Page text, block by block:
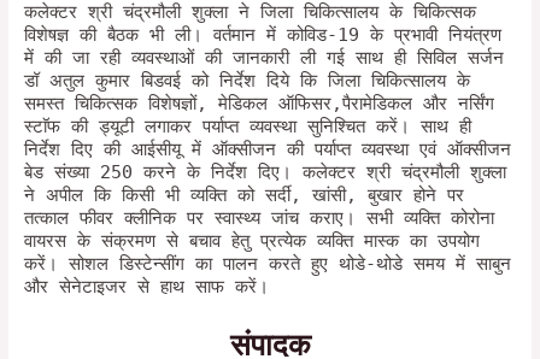
कलेक्टर श्री चंद्रमौली शुक्ला ने जिला चिकित्सालय के चिकित्सक
विशेषज्ञ की बैठक भी ली। वर्तमान में कोविड-19 के प्रभावी नियंत्रण
में की जा रही व्यवस्थाओं की जानकारी ली गई साथ ही सिविल सर्जन
डॉ अतुल कुमार बिडवई को निर्देश दिये कि जिला चिकित्सालय के
समस्त चिकित्सक विशेषज्ञों, मेडिकल ऑफिसर,पैरामेडिकल और नर्सिंग
स्टाॅफ की ड्यूटी लगाकर पर्याप्त व्यवस्था सुनिश्चित करें। साथ ही
निर्देश दिए की आईसीयू में ऑक्सीजन की पर्याप्त व्यवस्था एवं ऑक्सीजन
बेड संख्या 250 करने के निर्देश दिए। कलेक्टर श्री चंद्रमौली शुक्ला
ने अपील कि किसी भी व्यक्ति को सर्दी, खांसी, बुखार होने पर
तत्काल फीवर क्लीनिक पर स्वास्थ्य जांच कराए। सभी व्यक्ति कोरोना
वायरस के संक्रमण से बचाव हेतु प्रत्येक व्यक्ति मास्क का उपयोग
करें। सोशल डिस्टेन्सींग का पालन करते हुए थोडे-थोडे समय में साबुन
और सेनेटाइजर से हाथ साफ करें।
संपादक